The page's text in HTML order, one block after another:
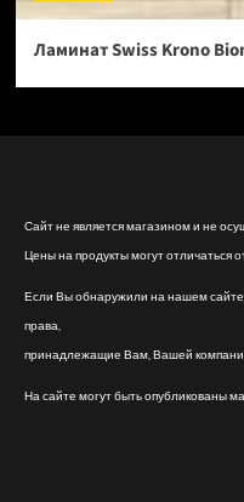
Ламинат Swiss Krono
Сайт не является магазином и не
Цены на продукты могут отличаться
Если Вы обнаружили на нашем
права,
принадлежащие Вам, Вашей
На сайте могут быть опубликованы